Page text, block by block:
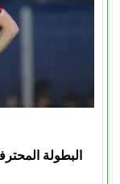
البطولة